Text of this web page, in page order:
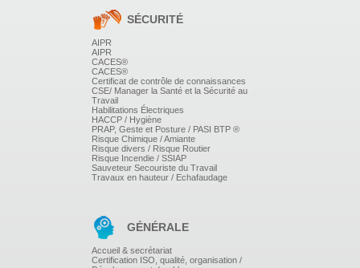
Bref rappel du mécanisme de la remise documentaire
et du crédit documentaire
transport ?
Quels documents fournir selon l'Incoterm
L'Incoterm®et le moyen de paiement.
Mise en oeuvre avec le jeu « INCOGAME
Maitriser les incoterms ».
Il s'agit d'un jeu d'entreprise permettant aux participants
SÉCURITÉ
AIPR
AIPR
CACES®
CACES®
Certificat de contrôle de connaissances
CSE/ Manager la Santé et la Sécurité au
Travail
Habilitations Électriques
HACCP / Hygiène
PRAP, Geste et Posture / PASI BTP ®
Risque Chimique / Amiante
Risque divers / Risque Routier
Risque Incendie / SSIAP
Sauveteur Secouriste du Travail
Travaux en hauteur / Echafaudage
GÉNÉRALE
Accueil & secrétariat
Certification ISO, qualité, organisation /